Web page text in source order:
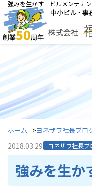
強みを生かす｜ビルメンテナ
ヨネ
ホーム ヨネザワ社長ブロ
2018.03.29 ヨネザワ社長ブ
強みを生か